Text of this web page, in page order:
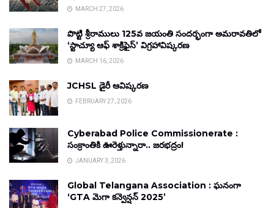
MARCH 27, 2026
పొట్టి శ్రీరాములు 125వ జయంతి సందర్భంగా అమరావతిలో
‘స్టాచ్యూ ఆఫ్ శాక్రిఫైస్’ విగ్రహావిష్కరణ
MARCH 16, 2026
JCHSL డైరీ ఆవిష్కరణ
FEBRUARY 27, 2026
Cyberabad Police Commissionerate :
సంక్రాంతికి ఊరెళ్తున్నారా.. జరభద్రం!
JANUARY 3, 2026
Global Telangana Association : ఘనంగా
‘GTA మెగా కన్వెన్షన్ 2025’